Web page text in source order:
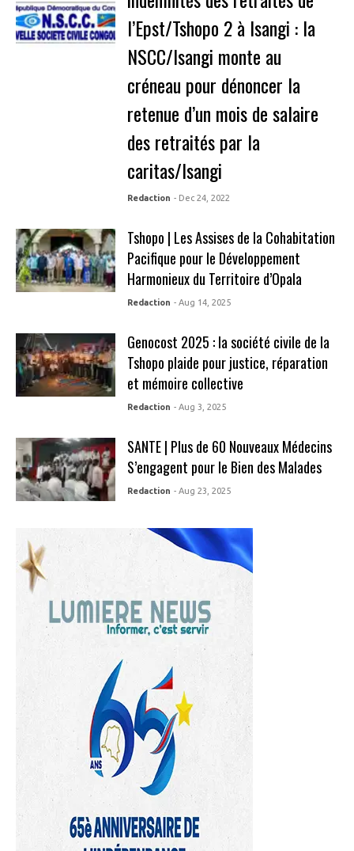
l’Epst/Tshopo 2 à Isangi : la
NSCC/Isangi monte au
créneau pour dénoncer la
retenue d’un mois de salaire
des retraités par la
caritas/Isangi
Redaction - Dec 24, 2022
Tshopo | Les Assises de la Cohabitation
Pacifique pour le Développement
Harmonieux du Territoire d’Opala
Redaction - Aug 14, 2025
Genocost 2025 : la société civile de la
Tshopo plaide pour justice, réparation
et mémoire collective
Redaction - Aug 3, 2025
SANTE | Plus de 60 Nouveaux Médecins
S’engagent pour le Bien des Malades
Redaction - Aug 23, 2025